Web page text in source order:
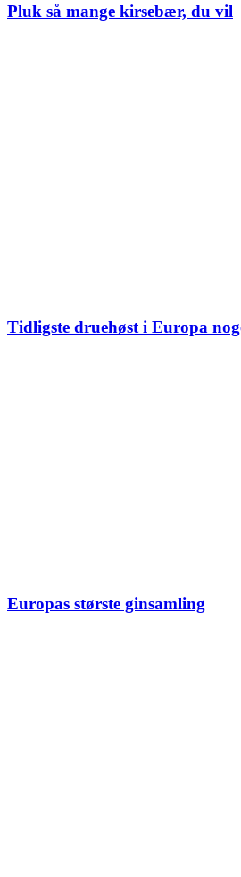
Pluk så mange kirsebær, du vil
Tidligste druehøst i Europa
Europas største ginsamling